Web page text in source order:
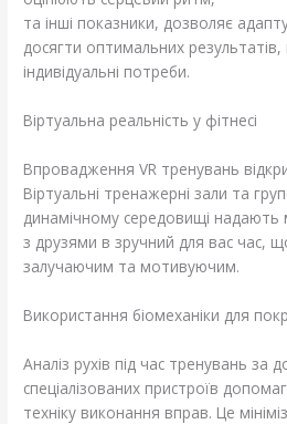
та інші показники, дозволяє
досягти оптимальних
індивідуальні потреби.
Віртуальна реальність у фітнесі
Впровадження VR тренувань
Віртуальні тренажерні зали та
динамічному середовищі надають
з друзями в зручний для вас час,
залучаючим та мотивуючим.
Використання біомеханіки для
Аналіз рухів під час тренувань за
спеціалізованих пристроїв
техніку виконання вправ. Це